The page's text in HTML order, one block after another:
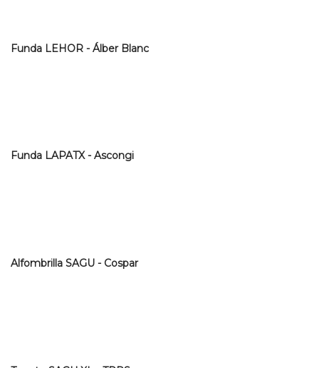
Funda LEHOR - Álber Blanc
Funda LAPATX - Ascongi
Alfombrilla SAGU - Cospar